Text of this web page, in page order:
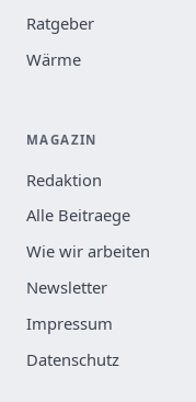
Ratgeber
Wärme
MAGAZIN
Redaktion
Alle Beitraege
Wie wir arbeiten
Newsletter
Impressum
Datenschutz